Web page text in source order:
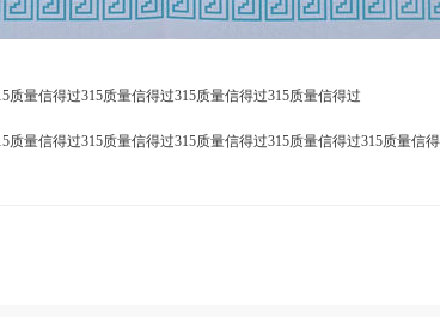
质量信得过315质量信得过315质量信得过315质量信得过
质量信得过315质量信得过315质量信得过315质量信得过315质量信